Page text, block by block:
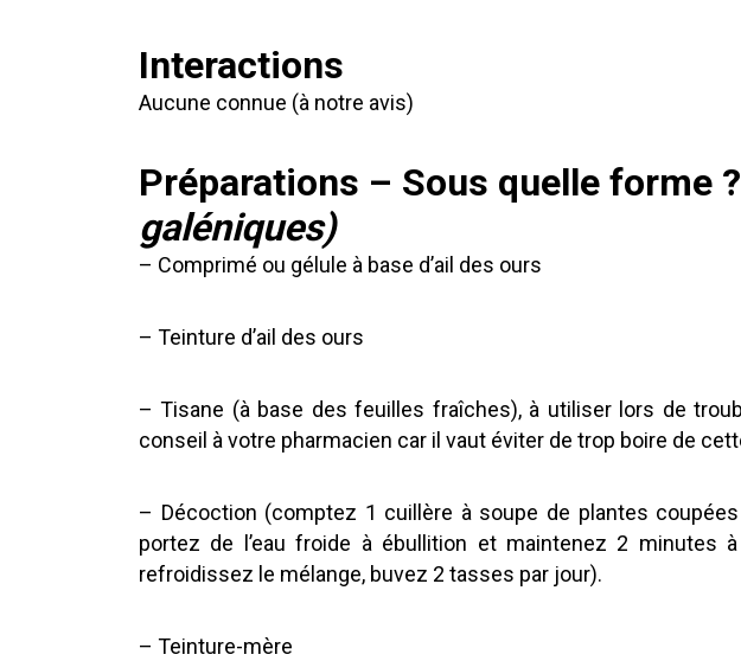
Interactions
Aucune connue (à notre avis)
Préparations – Sous quelle forme ?
galéniques)
– Comprimé ou gélule à base d’ail des ours
– Teinture d’ail des ours
– Tisane (à base des feuilles fraîches), à utiliser lors de
conseil à votre pharmacien car il vaut éviter de trop boire de
– Décoction (comptez 1 cuillère à soupe de plantes
portez de l’eau froide à ébullition et maintenez 2 minutes à
refroidissez le mélange, buvez 2 tasses par jour).
– Teinture-mère